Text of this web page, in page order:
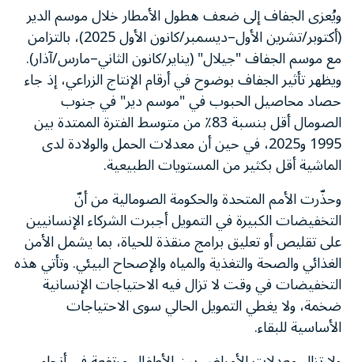
ويُعزى الجفاف إلى ضعف هطول الأمطار خلال موسم الدير
(أكتوبر/تشرين الأول–ديسمبر/كانون الأول 2025)، بالتزامن
مع موسم الجفاف "جيلال" (يناير/كانون الثاني–مارس/آذار).
ويظهر تأثير الجفاف بوضوح في أرقام الإنتاج الزراعي، إذ جاء
حصاد محاصيل الحبوب في "موسم دير" في جنوب
الصومال أقل بنسبة 83٪ من متوسط الفترة الممتدة بين
1995 و2025، في حين أن معدلات الحمل والولادة لدى
الماشية أقل بكثير من المستويات الطبيعية.
وحذّرت الأمم المتحدة والحكومة الصومالية من أنّ
التخفيضات الكبيرة في التمويل أجبرت الشركاء الإنسانيين
على تقليص أو تعليق برامج منقذة للحياة، بما يشمل الأمن
الغذائي والصحة والتغذية والمياه والإصحاح البيئي. وتأتي هذه
التخفيضات في وقت لا تزال فيه الاحتياجات الإنسانية
ضخمة، ولا يغطي التمويل الحالي سوى الاحتياجات
الأساسية للبقاء.